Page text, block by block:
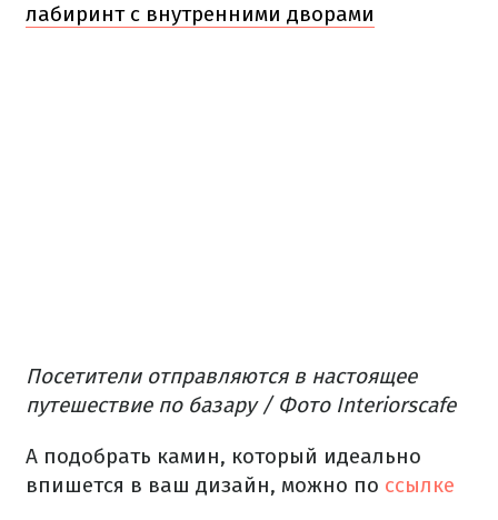
лабиринт с внутренними дворами
Посетители отправляются в настоящее
путешествие по базару / Фото Interiorscafe
А подобрать камин, который идеально
впишется в ваш дизайн, можно по ссылке